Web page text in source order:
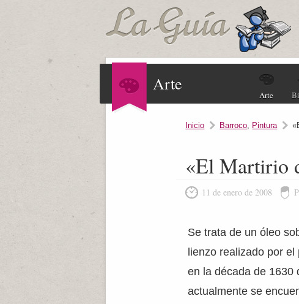
Arte
Arte
Inicio Barroco, Pintura
«El Martirio
11 de enero de 2008
Se trata de un óleo
lienzo realizado por el
en la década de 1630
actualmente se